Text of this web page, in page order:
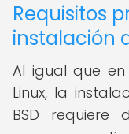
Requisitos
instalación
Al igual que
Linux, la
BSD requiere